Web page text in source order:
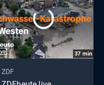
37 min
ZDF